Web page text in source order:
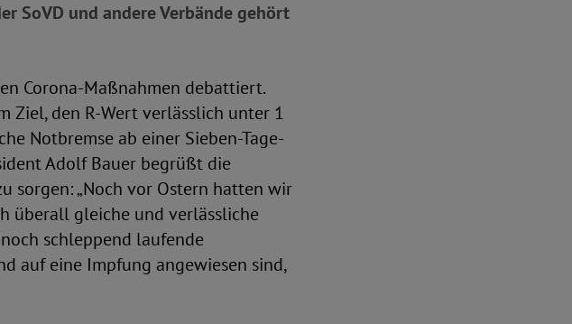
SoVD und andere Verbände gehört
Corona-Maßnahmen debattiert.
Ziel, den R-Wert verlässlich unter 1
Notbremse ab einer Sieben-Tage-
Adolf Bauer begrüßt die
sorgen: „Noch vor Ostern hatten wir
überall gleiche und verlässliche
schleppend laufende
auf eine Impfung angewiesen sind,